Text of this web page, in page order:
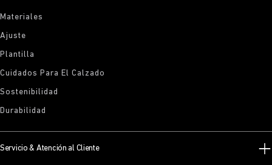
Materiales
Ajuste
Plantilla
Cuidados Para El Calzado
Sostenibilidad
Durabilidad
Servicio & Atención al Cliente